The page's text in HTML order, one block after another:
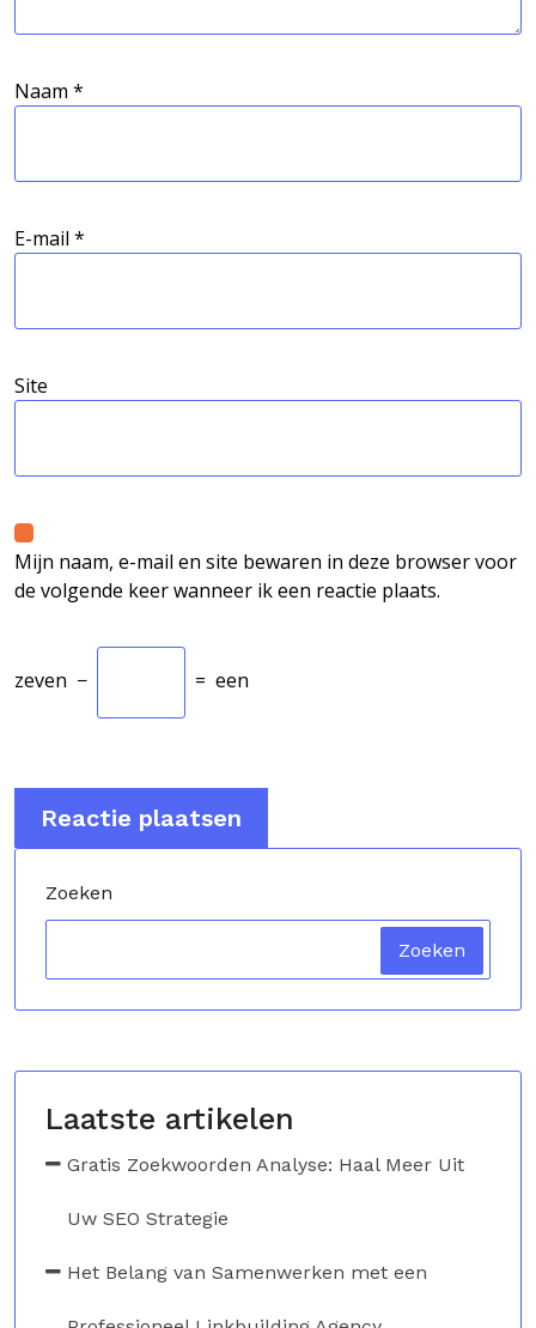
Naam *
E-mail *
Site
Mijn naam, e-mail en site bewaren in deze browser voor
de volgende keer wanneer ik een reactie plaats.
zeven − = een
Zoeken
Zoeken
Laatste artikelen
Gratis Zoekwoorden Analyse: Haal Meer Uit
Uw SEO Strategie
Het Belang van Samenwerken met een